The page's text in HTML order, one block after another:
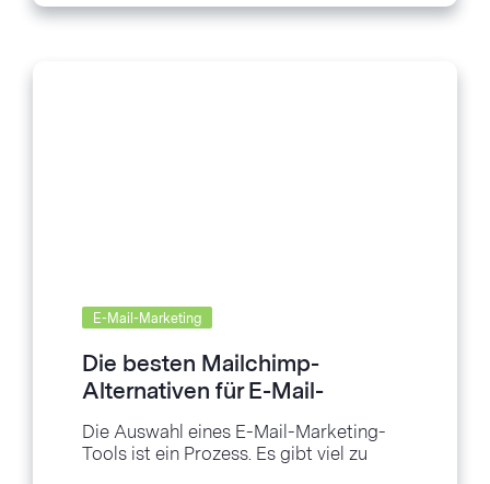
E-Mail-Marketing
Die besten Mailchimp-
Alternativen für E-Mail-
Marketing
Die Auswahl eines E-Mail-Marketing-
Tools ist ein Prozess. Es gibt viel zu